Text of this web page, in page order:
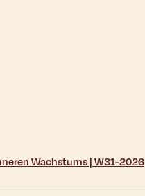
Wachstums | W31-2026